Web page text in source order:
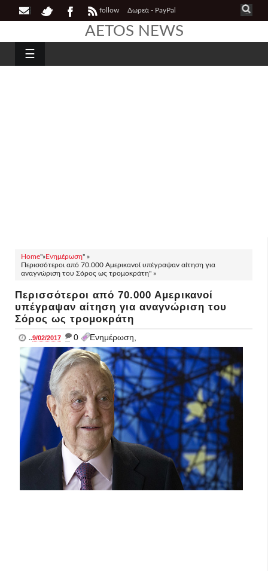
follow Δωρεά - PayPal
AETOS NEWS
☰
Home"»Ενημέρωση" »
Περισσότεροι από 70.000 Αμερικανοί υπέγραψαν αίτηση για
αναγνώριση του Σόρος ως τρομοκράτη" »
Περισσότεροι από 70.000 Αμερικανοί
υπέγραψαν αίτηση για αναγνώριση του
Σόρος ως τρομοκράτη
..9/02/2017 _ 0 Ενημέρωση,